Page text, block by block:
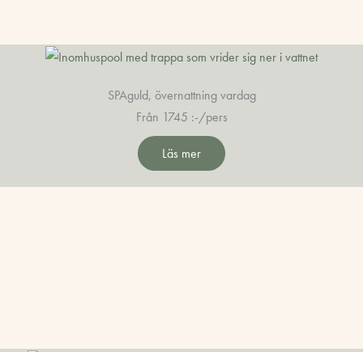
SPAguld, övernattning vardag
Från 1745 :-/pers
Läs mer